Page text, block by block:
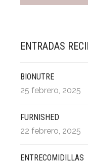
ENTRADAS
BIONUTRE
25 febrero, 2025
FURNISHED
22 febrero, 2025
ENTRECOMIDILLAS